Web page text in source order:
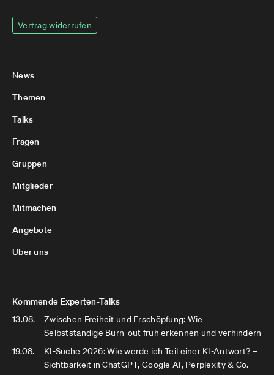
Vertrag widerrufen
News
Themen
Talks
Fragen
Gruppen
Mitglieder
Mitmachen
Angebote
Über uns
Kommende Experten-Talks
13.08.
Zwischen Freiheit und Erschöpfung: Wie
Selbstständige Burn-out früh erkennen und verhindern
19.08.
KI-Suche 2026: Wie werde ich Teil einer KI-Antwort? –
Sichtbarkeit in ChatGPT, Google AI, Perplexity & Co.